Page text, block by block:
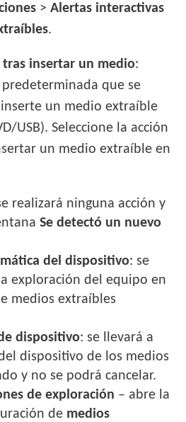
>Alertas interactivas
.
insertar un medio:
que se
un medio extraíble
USB). Seleccione la acción
un medio extraíble en
realizará ninguna acción y
Se detectó un nuevo
del dispositivo: se
exploración del equipo en
medios extraíbles
dispositivo: se llevará a
dispositivo de los medios
y no se podrá cancelar.
de exploración – abre la
de medios